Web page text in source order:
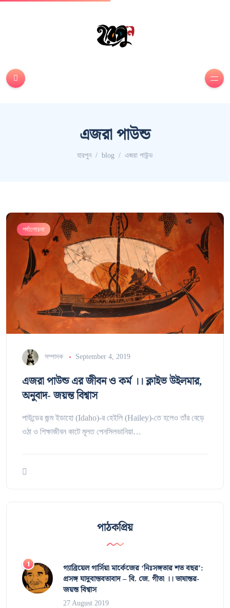
এজরা পাউন্ড
হারপুন blog এজরা পাউন্ড
পর্যালোচনা
সম্পাদক September 4, 2019
এজরা পাউন্ড এর জীবন ও কর্ম ।। ক্লাইভ উইলমার,
অনুবাদ- জয়ন্ত বিশ্বাস
পাউন্ডের জন্ম ইডাহো (Idaho)-র হেইলি (Hailey)-তে হলেও তাঁর বেড়ে
ওঠা ও শিক্ষাজীবন কাটে মূলত পেনসিলভানিয়া…
পাঠকপ্রিয়
গ্যাব্রিয়েল গার্সিয়া মার্কেজের ‘নিঃসঙ্গতার শত বছর’:
প্রসঙ্গ যাদুবাস্তবতাবাদ – বি. জে. গীতা ।। ভাষান্তর-
জয়ন্ত বিশ্বাস
27 August 2019